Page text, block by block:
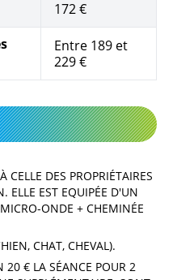
172 €
Entre 189 et
229 €
DES PROPRIÉTAIRES
ELLE EST EQUIPÉE D'UN
ONDE + CHEMINÉE
CHAT, CHEVAL).
20 € LA SÉANCE POUR 2